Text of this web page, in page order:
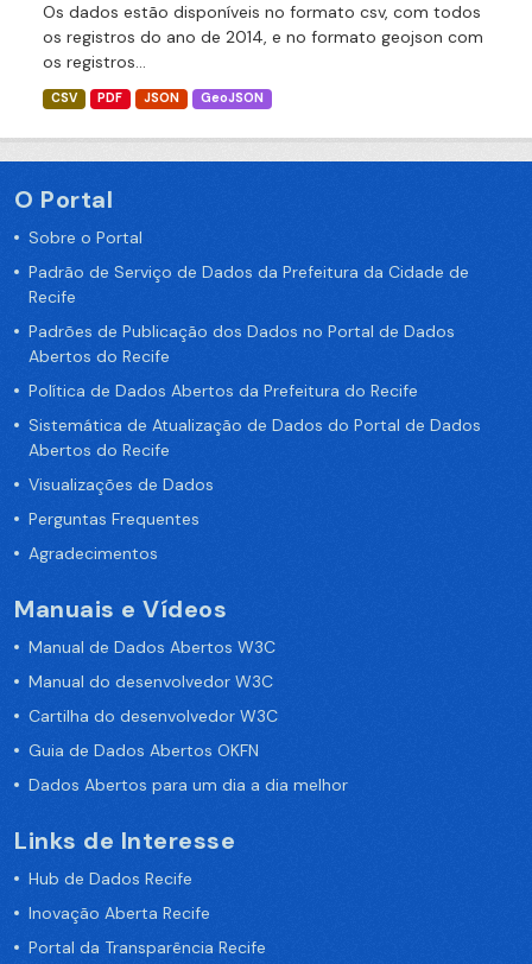
Os dados estão disponíveis no formato csv, com todos
os registros do ano de 2014, e no formato geojson com
os registros...
CSV PDF JSON GeoJSON
O Portal
Sobre o Portal
Padrão de Serviço de Dados da Prefeitura da Cidade de
Recife
Padrões de Publicação dos Dados no Portal de Dados
Abertos do Recife
Política de Dados Abertos da Prefeitura do Recife
Sistemática de Atualização de Dados do Portal de Dados
Abertos do Recife
Visualizações de Dados
Perguntas Frequentes
Agradecimentos
Manuais e Vídeos
Manual de Dados Abertos W3C
Manual do desenvolvedor W3C
Cartilha do desenvolvedor W3C
Guia de Dados Abertos OKFN
Dados Abertos para um dia a dia melhor
Links de Interesse
Hub de Dados Recife
Inovação Aberta Recife
Portal da Transparência Recife